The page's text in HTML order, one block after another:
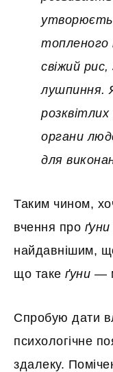
топленого
свіжий
лушпиння.
розквітлих
органи
для
Таким чином,
вчення про ґуни
найдавнішим,
що таке ґуни —
Спробую дати
психологічне
здалеку.